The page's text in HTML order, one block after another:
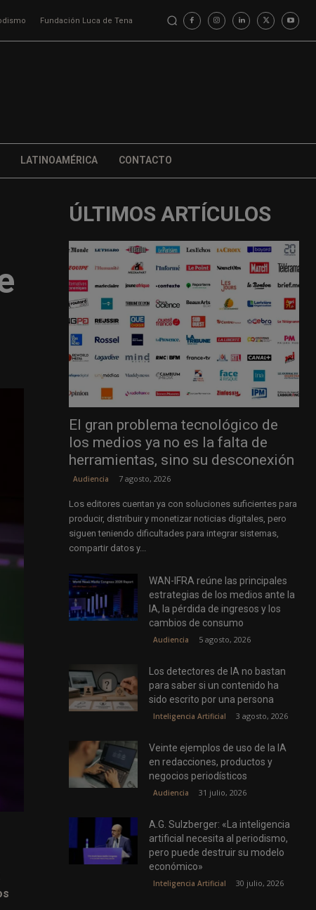
Fundación Luca de Tena
LATINOAMÉRICA CONTACTO
ÚLTIMOS ARTÍCULOS
El gran problema tecnológico de
los medios ya no es la falta de
herramientas, sino su desconexión
Audiencia 7 agosto, 2026
Los editores cuentan ya con soluciones suficientes para
producir, distribuir y monetizar noticias digitales, pero
siguen teniendo dificultades para integrar sistemas,
compartir datos y...
WAN-IFRA reúne las principales
estrategias de los medios ante la
IA, la pérdida de ingresos y los
cambios de consumo
Audiencia 5 agosto, 2026
Los detectores de IA no bastan
para saber si un contenido ha
sido escrito por una persona
Inteligencia Artificial 3 agosto, 2026
Veinte ejemplos de uso de la IA
en redacciones, productos y
negocios periodísticos
Audiencia 31 julio, 2026
A.G. Sulzberger: «La inteligencia
artificial necesita al periodismo,
pero puede destruir su modelo
económico»
Inteligencia Artificial 30 julio, 2026